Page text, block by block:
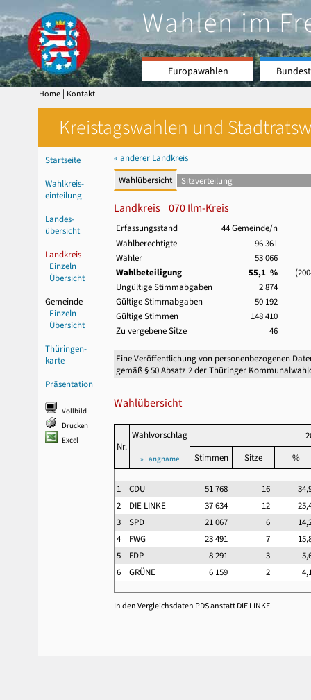
Wahlen im
Europawahlen
Home | Kontakt
Kreistagswahlen und
Startseite
Wahlkreis-
einteilung
Landes-
übersicht
Landkreis
Einzeln
Übersicht
Gemeinde
Einzeln
Übersicht
Thüringen-
karte
Präsentation
Vollbild
Drucken
Excel
« anderer Landkreis
Wahlübersicht
Sitzverteilung
Landkreis 070 Ilm-Kreis
Erfassungsstand
44 Gemeinde/n
Wahlberechtigte
96 361
Wähler
53 066
Wahlbeteiligung
55,1 %
Ungültige Stimmabgaben
2 874
Gültige Stimmabgaben
50 192
Gültige Stimmen
148 410
Zu vergebene Sitze
46
Eine Veröffentlichung von personenbezogenen
gemäß § 50 Absatz 2 der Thüringer
Wahlübersicht
Nr.
Wahlvorschlag
» Langname
Stimmen
Sitze %
1 CDU 51 768 16
2 DIE LINKE 37 634 12
3 SPD 21 067 6
4 FWG 23 491 7
5 FDP 8 291 3
6 GRÜNE 6 159 2
In den Vergleichsdaten PDS anstatt DIE LINKE.